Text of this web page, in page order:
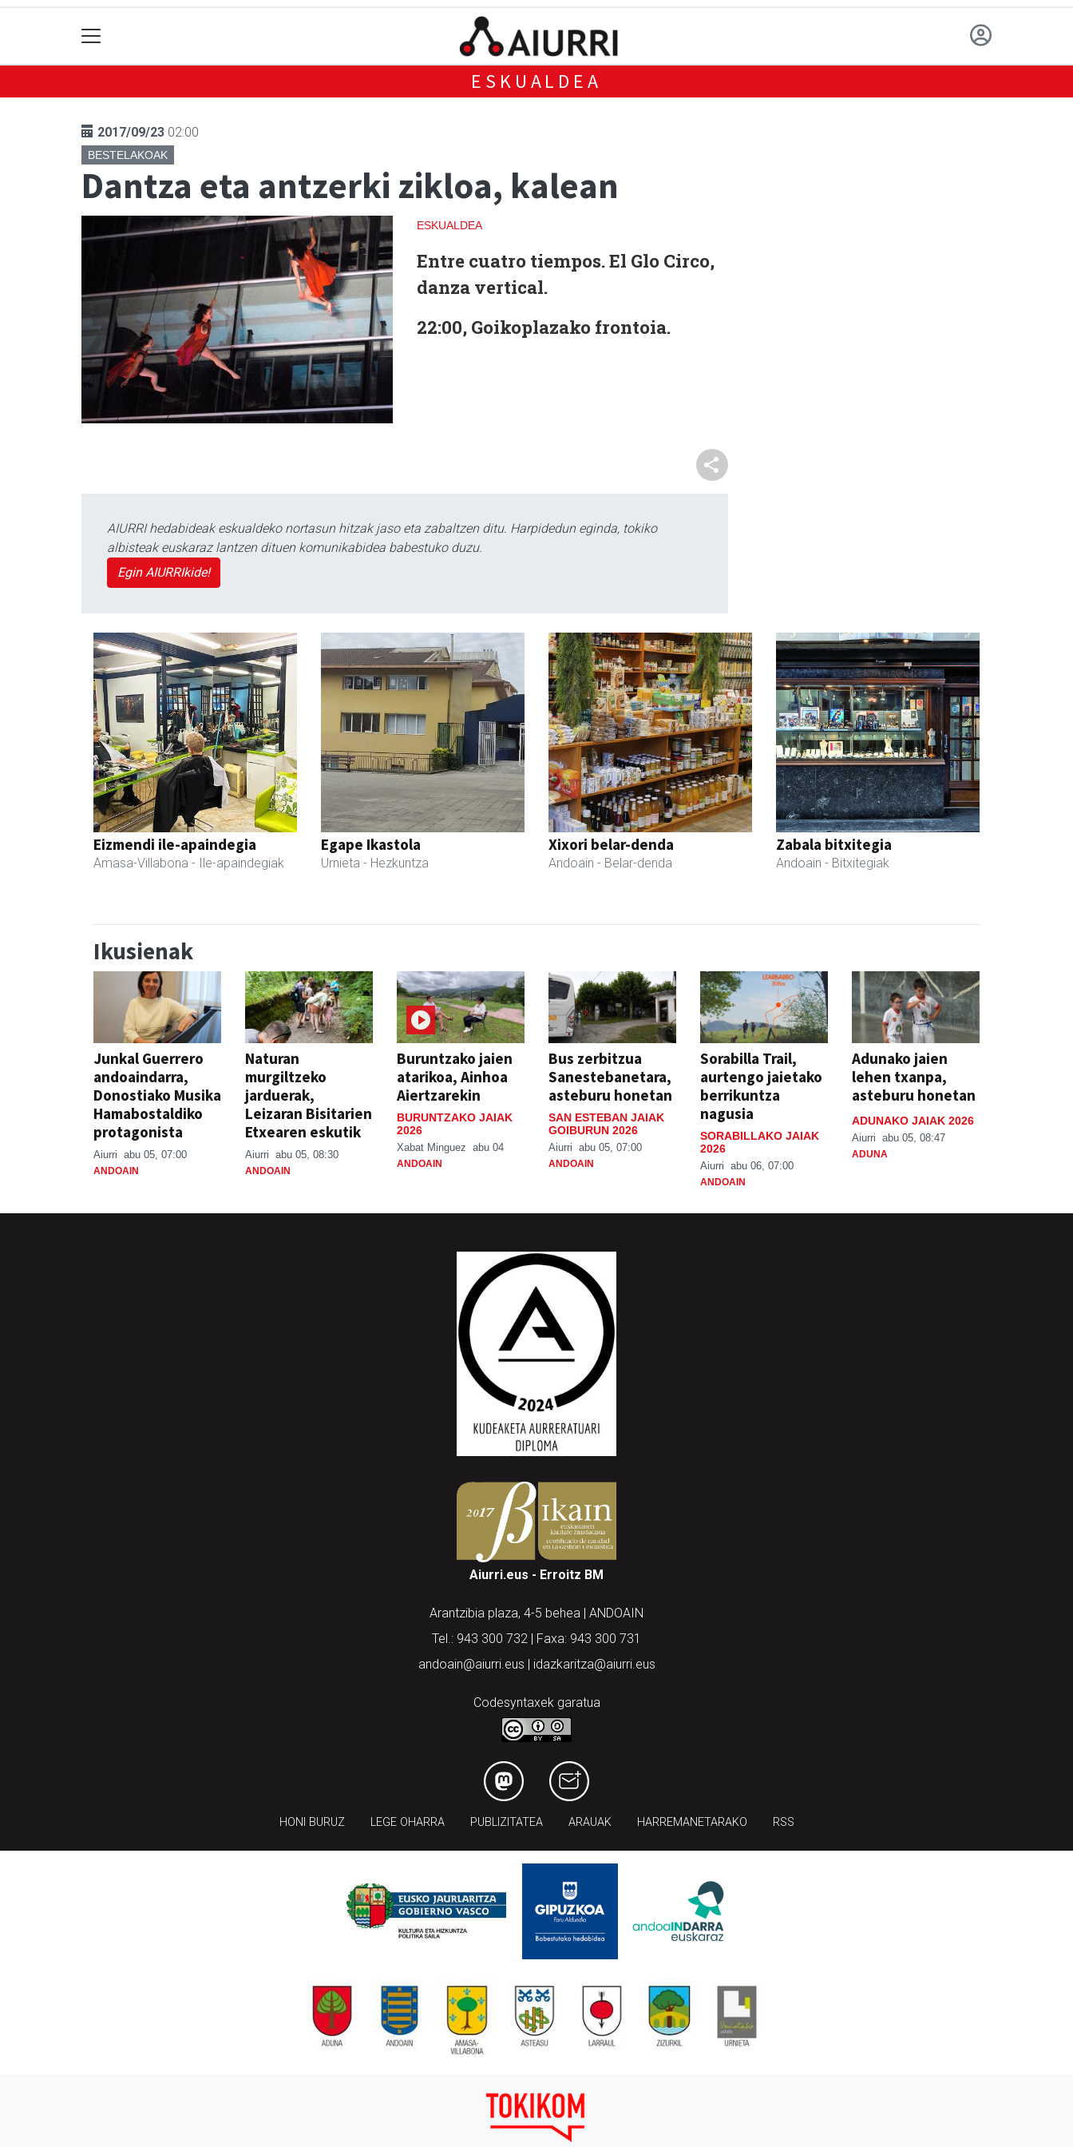
ESKUALDEA
2017/09/23 02:00
BESTELAKOAK
Dantza eta antzerki zikloa, kalean
ESKUALDEA
Entre cuatro tiempos.El Glo Circo,
danza vertical.
22:00, Goikoplazako frontoia.
AIURRI hedabideak eskualdeko nortasun hitzak jaso eta zabaltzen ditu. Harpidedun eginda, tokiko
albisteak euskaraz lantzen dituen komunikabidea babestuko duzu.
Egin AIURRIkide!
Eizmendi ile-apaindegia
Amasa-Villabona - Ile-apaindegiak
Egape Ikastola
Urnieta - Hezkuntza
Xixori belar-denda
Andoain - Belar-denda
Zabala bitxitegia
Andoain - Bitxitegiak
Ikusienak
Junkal Guerrero
andoaindarra,
Donostiako Musika
Hamabostaldiko
protagonista
Aiurri abu 05, 07:00
ANDOAIN
Naturan
murgiltzeko
jarduerak,
Leizaran Bisitarien
Etxearen eskutik
Aiurri abu 05, 08:30
ANDOAIN
Buruntzako jaien
atarikoa, Ainhoa
Aiertzarekin
BURUNTZAKO JAIAK
2026
Xabat Minguez abu 04
ANDOAIN
Bus zerbitzua
Sanestebanetara,
asteburu honetan
SAN ESTEBAN JAIAK
GOIBURUN 2026
Aiurri abu 05, 07:00
ANDOAIN
Sorabilla Trail,
aurtengo jaietako
berrikuntza
nagusia
SORABILLAKO JAIAK
2026
Aiurri abu 06, 07:00
ANDOAIN
Adunako jaien
lehen txanpa,
asteburu honetan
ADUNAKO JAIAK 2026
Aiurri abu 05, 08:47
ADUNA
Aiurri.eus - Erroitz BM
Arantzibia plaza, 4-5 behea | ANDOAIN
Tel.: 943 300 732 | Faxa: 943 300 731
andoain@aiurri.eus | idazkaritza@aiurri.eus
Codesyntaxek garatua
HONI BURUZ LEGE OHARRA PUBLIZITATEA ARAUAK HARREMANETARAKO RSS